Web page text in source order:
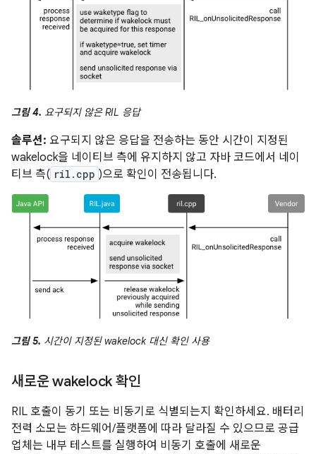
그림 4. 요구되지 않은 RIL 응답
솔루션: 요구되지 않은 응답을 전송하는 동안 시간이 지정된
wakelock을 네이티브 측에 유지하지 않고 자바 코드에서 네이
티브 측( ril.cpp )으로 확인이 전송됩니다.
그림 5. 시간이 지정된 wakelock 대신 확인 사용
새로운 wakelock 확인
RIL 호출이 동기 또는 비동기로 식별되는지 확인하세요. 배터리
전력 소모는 하드웨어/플랫폼에 따라 달라질 수 있으므로 공급
업체는 내부 테스트를 실행하여 비동기 호출에 새로운